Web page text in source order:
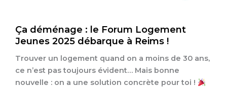
Ça déménage : le Forum Logement
Jeunes 2025 débarque à Reims !
Trouver un logement quand on a moins de 30 ans,
ce n’est pas toujours évident… Mais bonne
nouvelle : on a une solution concrète pour toi !